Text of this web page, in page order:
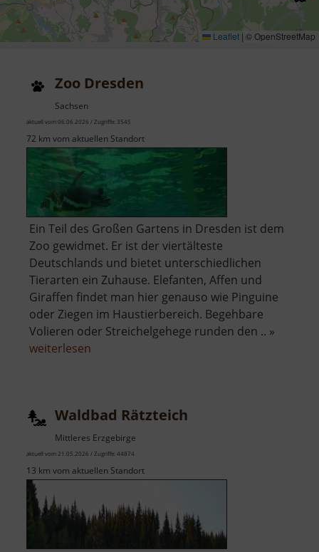
Leaflet | © OpenStreetMap
Zoo Dresden
Sachsen
aktuell vom 06.06.2026 / Zugriffe: 3545
72 km vom aktuellen Standort
Ein Teil des Großen Gartens in Dresden ist dem
Zoo gewidmet. Er ist der viertälteste
Deutschlands und bietet unterschiedlichen
Tierarten ein Zuhause. Elefanten, Affen und
Giraffen findet man hier genauso wie Pinguine
oder Ziegen im Haustierbereich. Begehbare
Volieren oder Streichelgehege runden den .. »
weiterlesen
Waldbad Rätzteich
Mittleres Erzgebirge
aktuell vom 21.05.2026 / Zugriffe: 44874
13 km vom aktuellen Standort